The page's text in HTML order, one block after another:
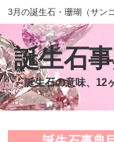
3月の誕生石・珊瑚（サン
誕生石
～誕生石の意味、12